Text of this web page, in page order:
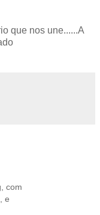
que nos une......A
com
e